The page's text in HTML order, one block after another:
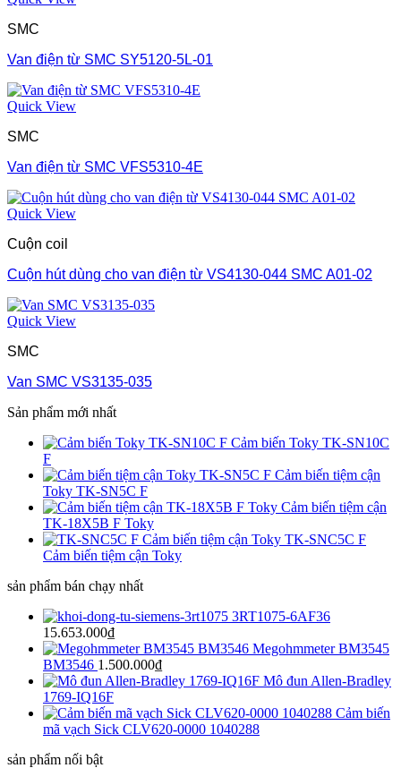
SMC
Van điện từ SMC SY5120-5L-01
Quick View
SMC
Van điện từ SMC VFS5310-4E
Quick View
Cuộn coil
Cuộn hút dùng cho van điện từ VS4130-044 SMC A01-02
Quick View
SMC
Van SMC VS3135-035
Sản phẩm mới nhất
Cảm biến Toky TK-SN10C
F
Cảm biến tiệm cận
Toky TK-SN5C F
Cảm biến tiệm cận
TK-18X5B F Toky
TK-SNC5C F
Cảm biến tiệm cận Toky
sản phẩm bán chạy nhất
3RT1075-6AF36
15.653.000₫
Megohmmeter BM3545
BM3546 1.500.000₫
Mô đun Allen-Bradley
1769-IQ16F
Cảm biến
mã vạch Sick CLV620-0000 1040288
sản phẩm nối bật